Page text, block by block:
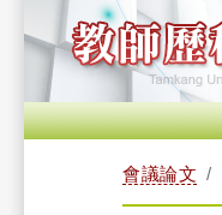
會議論文